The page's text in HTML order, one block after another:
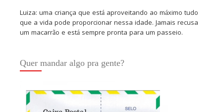
Luiza: uma criança que está aproveitando ao máximo tudo
que a vida pode proporcionar nessa idade. Jamais recusa
um macarrão e está sempre pronta para um passeio.
Quer mandar algo pra gente?